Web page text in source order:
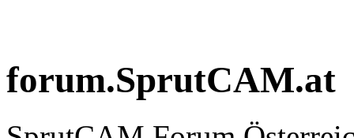
forum.SprutCAM.at